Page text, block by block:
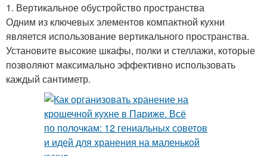
1. Вертикальное обустройство пространства
Одним из ключевых элементов компактной кухни
является использование вертикального пространства.
Установите высокие шкафы, полки и стеллажи, которые
позволяют максимально эффективно использовать
каждый сантиметр.